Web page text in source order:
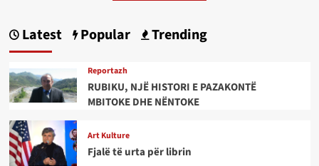
Latest Popular Trending
Reportazh
RUBIKU, NJË HISTORI E PAZAKONTË
MBITOKE DHE NËNTOKE
Art Kulture
Fjalë të urta për librin